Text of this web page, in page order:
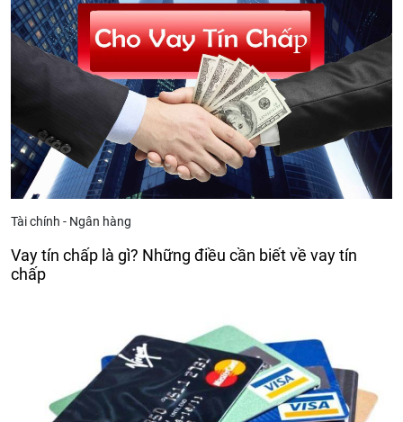
Tài chính - Ngân hàng
Vay tín chấp là gì? Những điều cần biết về vay tín
chấp